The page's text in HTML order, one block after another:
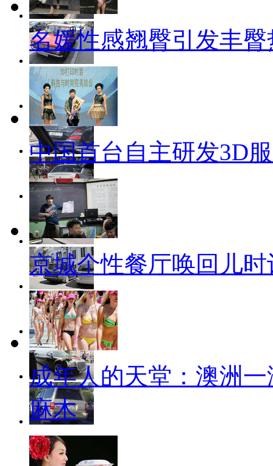
名媛性感翘臀引发丰臀
中国首台自主研发3D
京城个性餐厅唤回儿
成年人的天堂：澳洲
麻木